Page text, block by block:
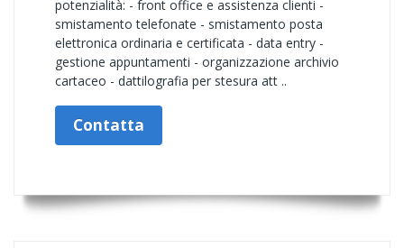
potenzialità: - front office e assistenza clienti -
smistamento telefonate - smistamento posta
elettronica ordinaria e certificata - data entry -
gestione appuntamenti - organizzazione archivio
cartaceo - dattilografia per stesura att ..
Contatta